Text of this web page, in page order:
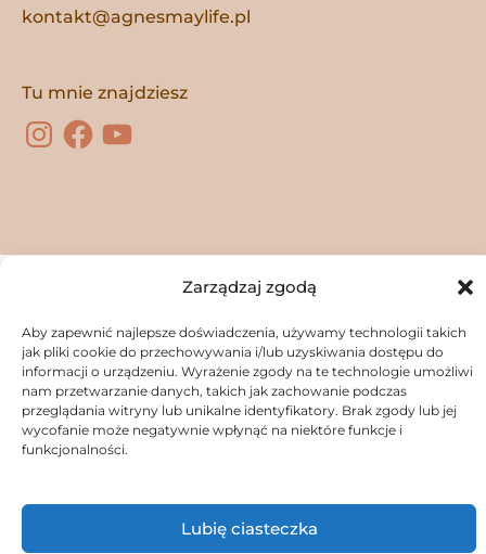
Zarządzaj zgodą
Aby zapewnić najlepsze doświadczenia, używamy technologii takich
jak pliki cookie do przechowywania i/lub uzyskiwania dostępu do
informacji o urządzeniu. Wyrażenie zgody na te technologie umożliwi
nam przetwarzanie danych, takich jak zachowanie podczas
przeglądania witryny lub unikalne identyfikatory. Brak zgody lub jej
wycofanie może negatywnie wpłynąć na niektóre funkcje i
funkcjonalności.
Lubię ciasteczka
kontakt@agnesmaylife.pl
Tu mnie znajdziesz
Instagram
Facebook
YouTube
Wszelkie prawa zastrzeżone. Stworzone z pasji
Agnes May Life